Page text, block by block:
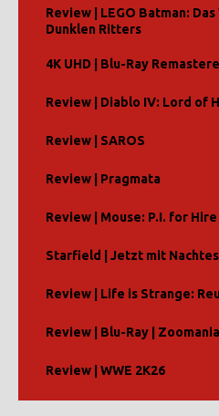
Review | LEGO Batman:
Dunklen Ritters
4K UHD | Blu-Ray
Review | Diablo IV: Lord of
Review | SAROS
Review | Pragmata
Review | Mouse: P.I. for Hire
Starfield | Jetzt mit
Review | Life is Strange:
Review | Blu-Ray |
Review | WWE 2K26